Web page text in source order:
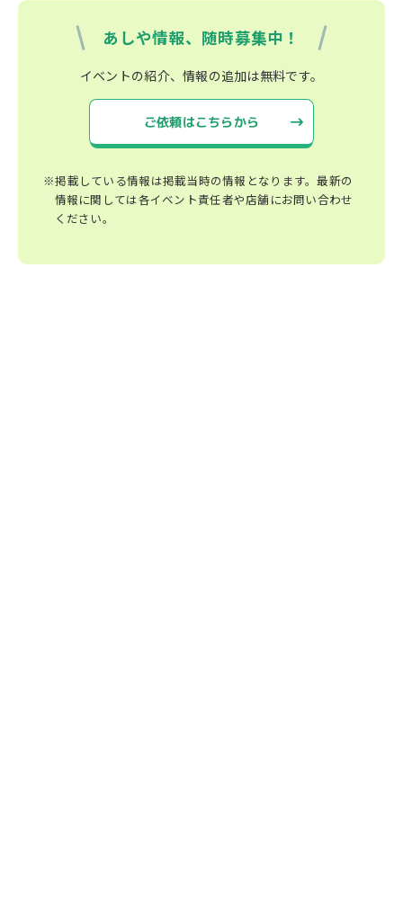
あしや情報、随時募集中！
イベントの紹介、情報の追加は無料です。
ご依頼はこちらから
※掲載している情報は掲載当時の情報となります。最新の
情報に関しては各イベント責任者や店舗にお問い合わせ
ください。